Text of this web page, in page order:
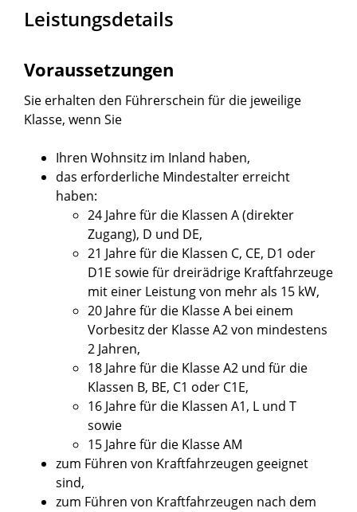
Leistungsdetails
Voraussetzungen
Sie erhalten den Führerschein für die jeweilige
Klasse, wenn Sie
Ihren Wohnsitz im Inland haben,
das erforderliche Mindestalter erreicht
haben:
24 Jahre für die Klassen A (direkter
Zugang), D und DE,
21 Jahre für die Klassen C, CE, D1 oder
D1E sowie für dreirädrige Kraftfahrzeuge
mit einer Leistung von mehr als 15 kW,
20 Jahre für die Klasse A bei einem
Vorbesitz der Klasse A2 von mindestens
2 Jahren,
18 Jahre für die Klasse A2 und für die
Klassen B, BE, C1 oder C1E,
16 Jahre für die Klassen A1, L und T
sowie
15 Jahre für die Klasse AM
zum Führen von Kraftfahrzeugen geeignet
sind,
zum Führen von Kraftfahrzeugen nach dem